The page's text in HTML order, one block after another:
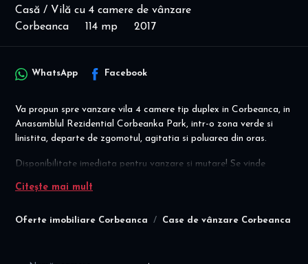
Casă / Vilă cu 4 camere de vânzare
Corbeanca
114 mp 2017
Oferte imobiliare Corbeanca Case de vânzare Corbeanca
WhatsApp Facebook
Va propun spre vanzare vila 4 camere tip duplex in Corbeanca, in
Anasamblul Rezidential Corbeanka Park, intr-o zona verde si
linistita, departe de zgomotul, agitatia si poluarea din oras.
Disponibilitate imediata pentru vanzare si mutare! Se vinde
Pret vanzare 265.000 euro, COMISION AGENTIE = 0
Vila este tip duplex, cu regim de inaltime P+1E+Pod, construita in
a spatiilor, dupa cum urmeaza:
Citește mai mult